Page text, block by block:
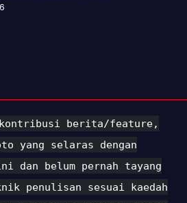
kontribusi berita/feature,
yang selaras dengan
belum pernah tayang
penulisan sesuai kaedah